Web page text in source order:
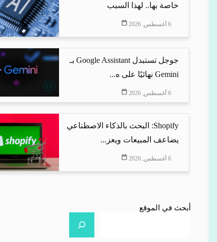
خاصة بها.. لهذا السبب
6 أغسطس, 2026
جوجل تستبدل Google Assistant بـ
Gemini نهائيًا على ه...
6 أغسطس, 2026
Shopify: البحث بالذكاء الاصطناعي
يضاعف المبيعات ويعز...
6 أغسطس, 2026
أبحث في الموقع